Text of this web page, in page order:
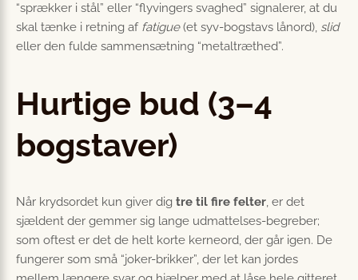
“sprækker i stål” eller “flyvingers svaghed” signalerer, at du
skal tænke i retning af fatigue(et syv-bogstavs lånord), slid
eller den fulde sammensætning “metaltræthed”.
Hurtige bud (3–4
bogstaver)
Når krydsordet kun giver dig tre til fire felter, er det
sjældent der gemmer sig lange udmattelses-begreber;
som oftest er det de helt korte kerneord, der går igen. De
fungerer som små “joker-brikker”, der let kan jordes